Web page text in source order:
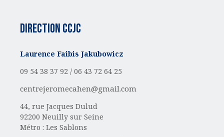
Direction CCJC
Laurence Faibis Jakubowicz
09 54 38 37 92 / 06 43 72 64 25
centrejeromecahen@gmail.com
44, rue Jacques Dulud
92200 Neuilly sur Seine
Métro : Les Sablons